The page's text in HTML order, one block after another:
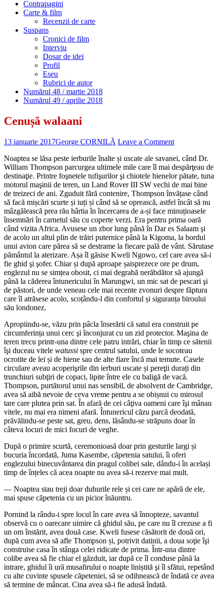
Contrapagini
Carte & film
Recenzii de carte
Suspans
Cronici de film
Interviu
Dosar de idei
Profil
Eseu
Rubrici de autor
Numărul 48 / martie 2018
Numărul 49 / aprilie 2018
Cenușă walaani
13 ianuarie 2017George CORNILĂ Leave a Comment
Noaptea se lăsa peste ierburile înalte și uscate ale savanei, când Dr.
William Thompson parcurgea ultimele mile care îl mai despărţeau de
destinaţie. Printre foşnetele tufişurilor şi chiotele hienelor pătate, tuna
motorul maşinii de teren, un Land Rover III SW vechi de mai bine
de treizeci de ani. Zguduit fără contenire, Thompson învățase când
să facă mișcări scurte și iuți și când să se oprească, astfel încât să nu
mâzgălească prea rău hârtia în încercarea de a-și face minuțioasele
însemnări în carnetul său cu coperte verzi. Era pentru prima oară
când vizita Africa. Avusese un zbor lung până în Dar es Salaam şi
de acolo un altul plin de trăiri puternice până la Kigoma, la bordul
unui avion care părea să se destrame la fiecare pală de vânt. Sărutase
pământul la aterizare. Așa îl găsise Kweli Ngowo, cel care avea să-i
fie ghid şi şofer. Chiar și după aproape șaisprezece ore pe drum,
englezul nu se simțea obosit, ci mai degrabă nerăbdător să ajungă
până la căderea întunericului în Marungwi, un mic sat de pescari şi
de păstori, de unde veneau cele mai recente zvonuri despre făptura
care îl atrăsese acolo, scoțându-l din confortul și siguranța biroului
său londonez.
Apropiindu-se, văzu prin pâcla înserării că satul era construit pe
circumferința unui cerc şi înconjurat cu un zid protector. Maşina de
teren trecu printr-una dintre cele patru intrări, chiar în timp ce sătenii
îşi duceau vitele watussi spre centrul satului, unde le socoteau
ocrotite de lei și de hiene sau de alte fiare încă mai temute. Casele
circulare aveau acoperişrile din ierburi uscate și pereţii durați din
trunchiuri subţiri de copaci, lipite între ele cu baligă de vacă.
Thompson, purtătorul unui nas sensibil, de absolvent de Cambridge,
avea să aibă nevoie de ceva vreme pentru a se obișnui cu mirosul
tare care plutea prin sat. În afară de cei câţiva oameni care îşi mânau
vitele, nu mai era nimeni afară. Întunericul căzu parcă deodată,
prăvălindu-se peste sat, greu, dens, lăsându-se străpuns doar în
câteva locuri de mici focuri de veghe.
După o primire scurtă, ceremonioasă doar prin gesturile largi și
bucuria încordată, Juma Kasembe, căpetenia satului, îi oferi
englezului binecuvântarea din pragul colibei sale, dându-i în același
timp de înțeles că acea noapte nu avea să-i rezerve mai mult.
— Noaptea stau treji doar duhurile rele și cei care ne apără de ele,
mai spuse căpetenia cu un picior înăuntru.
Pornind la rându-i spre locul în care avea să înnopteze, savantul
observă cu o oarecare uimire că ghidul său, pe care nu îl crezuse a fi
un om înstărit, avea două case. Kweli fusese căsătorit de două ori,
după cum avea să afle Thompson și, potrivit datinii, a doua soţie îşi
construise casa în stânga celei ridicate de prima. Într-una dintre
colibe avea să fie chiar el găzduit, iar după ce îl conduse până la
intrare, ghidul îi ură musafirului o noapte liniștită şi îl sfătui, repetând
cu alte cuvinte spusele căpeteniei, să se odihnească de îndată ce avea
să termine de mâncat. Cina avea să-i fie adusă îndată.